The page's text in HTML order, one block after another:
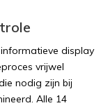
display
vrijwel
nodig zijn bij
Alle 14